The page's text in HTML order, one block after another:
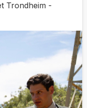
Trondheim -